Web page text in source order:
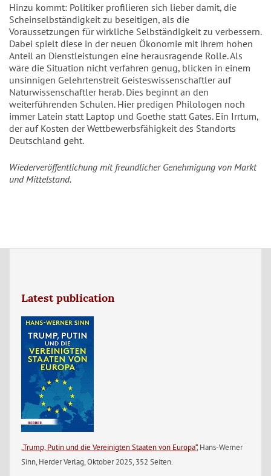
Hinzu kommt: Politiker profilieren sich lieber damit, die
Scheinselbständigkeit zu beseitigen, als die
Voraussetzungen für wirkliche Selbständigkeit zu verbessern.
Dabei spielt diese in der neuen Ökonomie mit ihrem hohen
Anteil an Dienstleistungen eine herausragende Rolle. Als
wäre die Situation nicht verfahren genug, blicken in einem
unsinnigen Gelehrtenstreit Geisteswissenschaftler auf
Naturwissenschaftler herab. Dies beginnt an den
weiterführenden Schulen. Hier predigen Philologen noch
immer Latein statt Laptop und Goethe statt Gates. Ein Irrtum,
der auf Kosten der Wettbewerbsfähigkeit des Standorts
Deutschland geht.
Wiederveröffentlichung mit freundlicher Genehmigung von Markt
und Mittelstand.
Latest publication
„Trump, Putin und die Vereinigten Staaten von Europa“, Hans-Werner
Sinn, Herder Verlag, Oktober 2025, 352 Seiten.